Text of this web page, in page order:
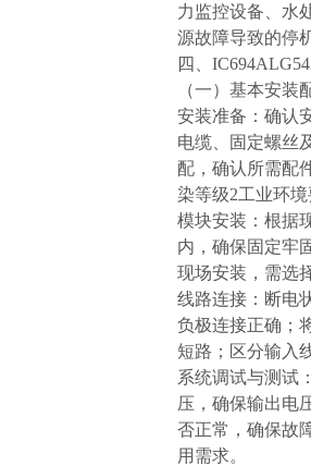
力监控设备、水
源故障导致的停
四、
（一）基本安装
安装准备：确认
电缆、固定螺丝
配，确认所需配
染等级2工业环
模块安装：根据
内，确保固定牢
现场安装，需选
线路连接：断电
负极连接正确；
短路；区分输入
系统调试与测试
压，确保输出电
否正常，确保故
用需求。